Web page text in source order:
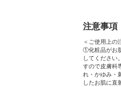
注意事項
＜ご使用上の
①化粧品がお
してください
すので皮膚科
れ・かゆみ・
したお肌に直